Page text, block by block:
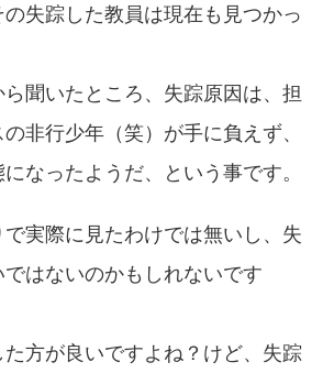
失踪した教員は現在も見つかっ
聞いたところ、失踪原因は、担
非行少年（笑）が手に負えず、
なったようだ、という事です。
実際に見たわけでは無いし、失
はないのかもしれないです
方が良いですよね？けど、失踪